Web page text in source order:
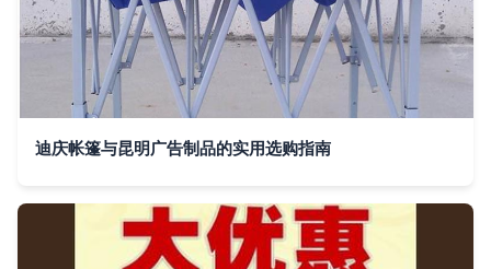
迪庆帐篷与昆明广告制品的实用选购指南